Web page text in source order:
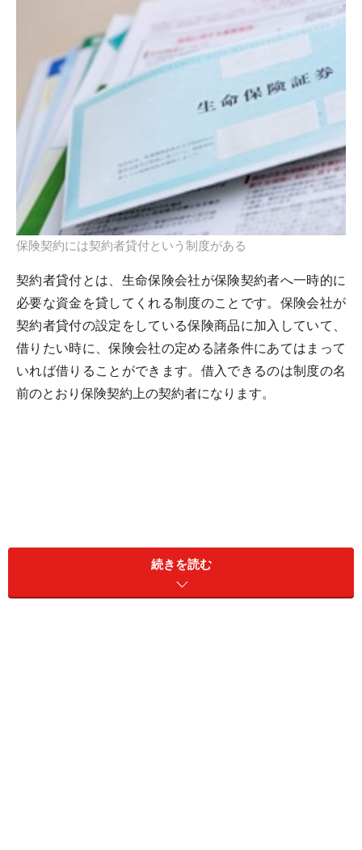
保険契約には契約者貸付という制度がある
契約者貸付とは、生命保険会社が保険契約者へ一時的に
必要な資金を貸してくれる制度のことです。保険会社が
契約者貸付の設定をしている保険商品に加入していて、
借りたい時に、保険会社の定める諸条件にあてはまって
いれば借りることができます。借入できるのは制度の名
前のとおり保険契約上の契約者になります。
続きを読む